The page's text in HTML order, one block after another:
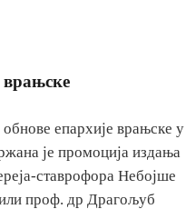
епархије врањске у
је промоција издања
ставрофора Небојше
проф. др Драгољуб